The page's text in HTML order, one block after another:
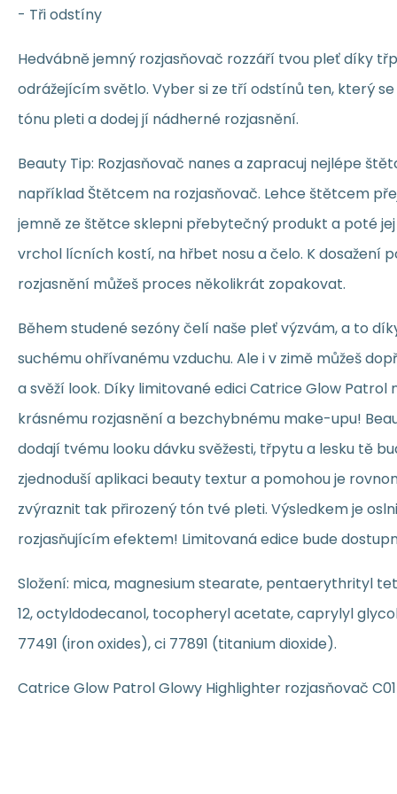
- Tři odstíny
Hedvábně jemný rozjasňovač rozzáří tvou pleť díky
odrážejícím světlo. Vyber si ze tří odstínů ten, který
tónu pleti a dodej jí nádherné rozjasnění.
Beauty Tip: Rozjasňovač nanes a zapracuj nejlépe
například Štětcem na rozjasňovač. Lehce štětcem
jemně ze štětce sklepni přebytečný produkt a poté
vrchol lícních kostí, na hřbet nosu a čelo. K dosažení
rozjasnění můžeš proces několikrát zopakovat.
Během studené sezóny čelí naše pleť výzvám, a to
suchému ohřívanému vzduchu. Ale i v zimě můžeš
a svěží look. Díky limitované edici Catrice Glow
krásnému rozjasnění a bezchybnému make-upu!
dodají tvému looku dávku svěžesti, třpytu a lesku tě
zjednoduší aplikaci beauty textur a pomohou je
zvýraznit tak přirozený tón tvé pleti. Výsledkem je
rozjasňujícím efektem! Limitovaná edice bude
Složení: mica, magnesium stearate, pentaerythrityl
12, octyldodecanol, tocopheryl acetate, caprylyl
77491 (iron oxides), ci 77891 (titanium dioxide).
Catrice Glow Patrol Glowy Highlighter rozjasňovač